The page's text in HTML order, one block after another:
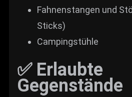
Fahnenstangen und
Sticks)
Campingstühle
✅ Erlaubte
Gegenstände